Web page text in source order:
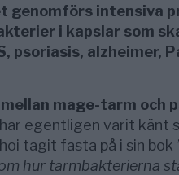
genomförs intensiva
i kapslar som
psoriasis, alzheimer,
mage-tarm och
egentligen varit känt
tagit fasta på i sin bok
hur tarmbakterierna